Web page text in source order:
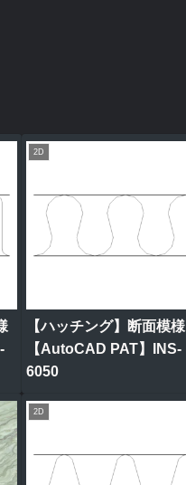
2D
【ハッチング】断面模様
【AutoCAD PAT】INS-
6050
2D